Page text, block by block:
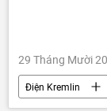
29 Tháng Mười
Điện Kremlin